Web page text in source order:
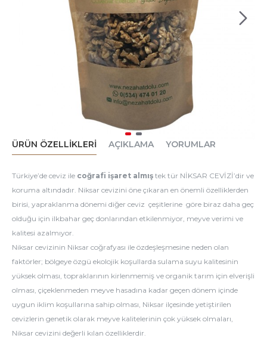
ÜRÜN ÖZELLIKLERI AÇIKLAMA YORUMLAR
Türkiye’de ceviz ile coğrafi işaret almış tek tür NİKSAR CEVİZİ’dir ve
koruma altındadır. Niksar cevizini öne çıkaran en önemli özelliklerden
birisi, yapraklanma dönemi diğer ceviz çeşitlerine göre biraz daha geç
olduğu için ilkbahar geç donlarından etkilenmiyor, meyve verimi ve
kalitesi azalmıyor.
Niksar cevizinin Niksar coğrafyası ile özdeşleşmesine neden olan
faktörler; bölgeye özgü ekolojik koşullarda sulama suyu kalitesinin
yüksek olması, topraklarının kirlenmemiş ve organik tarım için elverişli
olması, çiçeklenmeden meyve hasadına kadar geçen dönem içinde
uygun iklim koşullarına sahip olması, Niksar ilçesinde yetiştirilen
cevizlerin genetik olarak meyve kalitelerinin çok yüksek olmaları,
Niksar cevizini değerli kılan özelliklerdir.